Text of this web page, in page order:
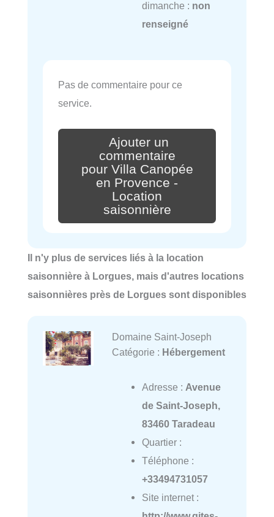
dimanche : non
renseigné
Pas de commentaire pour ce
service.
Ajouter un
commentaire
pour Villa Canopée
en Provence -
Location
saisonnière
Il n'y plus de services liés à la location
saisonnière à Lorgues, mais d'autres locations
saisonnières près de Lorgues sont disponibles
Domaine Saint-Joseph
Catégorie : Hébergement
Adresse : Avenue
de Saint-Joseph,
83460 Taradeau
Quartier :
Téléphone :
+33494731057
Site internet :